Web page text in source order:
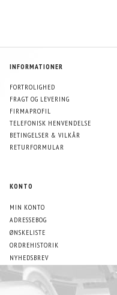
INFORMATIONER
FORTROLIGHED
FRAGT OG LEVERING
FIRMAPROFIL
TELEFONISK HENVENDELSE
BETINGELSER & VILKÅR
RETURFORMULAR
KONTO
MIN KONTO
ADRESSEBOG
ØNSKELISTE
ORDREHISTORIK
NYHEDSBREV